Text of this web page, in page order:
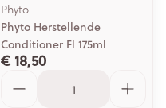
Phyto
Phyto Herstellende
Conditioner Fl 175ml
€ 18,50